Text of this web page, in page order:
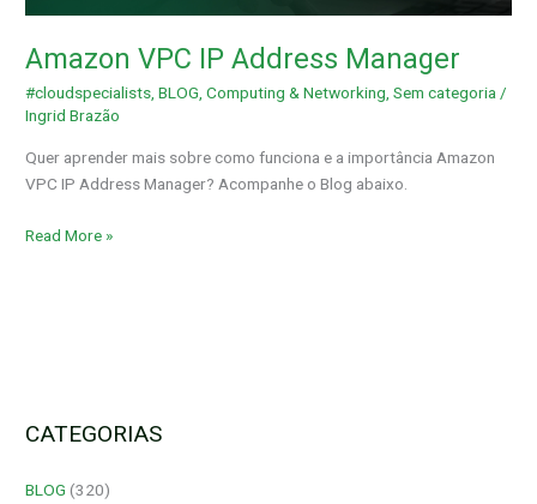
Amazon VPC IP Address Manager
#cloudspecialists,BLOG,Computing & Networking,Sem categoria/
Ingrid Brazão
Quer aprender mais sobre como funciona e a importância Amazon
VPC IP Address Manager? Acompanhe o Blog abaixo.
Read More »
CATEGORIAS
BLOG (320)